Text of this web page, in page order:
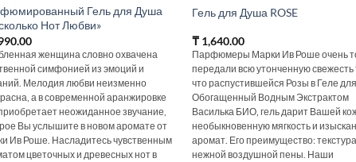
Гель для Душа
Нот Любви»
женщина словно охвачена
симфонией из эмоций и
Мелодия любви неизменно
а в современной аранжировке
неожиданное звучание,
Вы услышите в новом аромате от
Ив Роше. Насладитесь чувственным
цветочных и древесных нот в
Гель для Душа ROSE
₸1,640.00
Парфюмеры Марки Ив Роше очень
передали всю утонченную свежесть
что распустившейся Розы в Геле
Обогащенный Водным Экстрактом
Василька БИО‚ гель дарит Вашей
необыкновенную мягкость и
аромат. Его преимущество: текстура
нежной воздушной пены. Наши